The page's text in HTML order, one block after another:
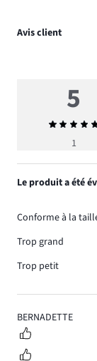
Avis client
5
BERNADETTE
5
Note
1
Le produit a été
Conforme à la
Trop grand
Trop petit